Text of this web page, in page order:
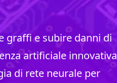
graffi e subire danni di
artificiale innovativa
di rete neurale per